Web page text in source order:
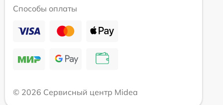
Способы оплаты
© 2026 Сервисный центр Midea